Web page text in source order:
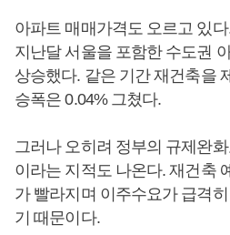
아파트 매매가격도 오르고 있
지난달 서울을 포함한 수도권
상승했다. 같은 기간 재건축을
승폭은 0.04% 그쳤다.
그러나 오히려 정부의 규제완
이라는 지적도 나온다. 재건축
가 빨라지며 이주수요가 급격
기 때문이다.